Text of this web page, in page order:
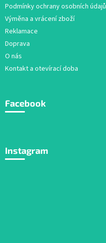
Podmínky ochrany osobních údajů
Výměna a vrácení zboží
Reklamace
Doprava
O nás
Kontakt a otevírací doba
Facebook
Instagram